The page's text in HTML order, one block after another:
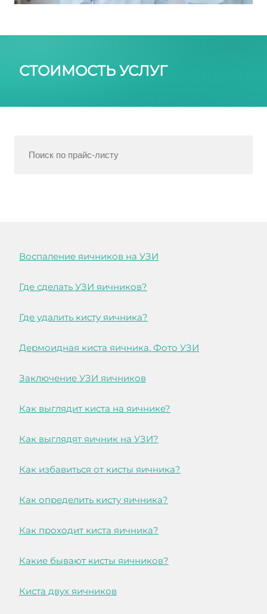
СТОИМОСТЬ УСЛУГ
Воспаление яичников на УЗИ
Где сделать УЗИ яичников?
Где удалить кисту яичника?
Дермоидная киста яичника. Фото УЗИ
Заключение УЗИ яичников
Как выглядит киста на яичнике?
Как выглядят яичник на УЗИ?
Как избавиться от кисты яичника?
Как определить кисту яичника?
Как проходит киста яичника?
Какие бывают кисты яичников?
Киста двух яичников